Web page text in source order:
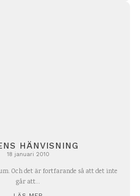
HÄNVISNING
18 januari 2010
Och det är fortfarande så att det inte
går att...